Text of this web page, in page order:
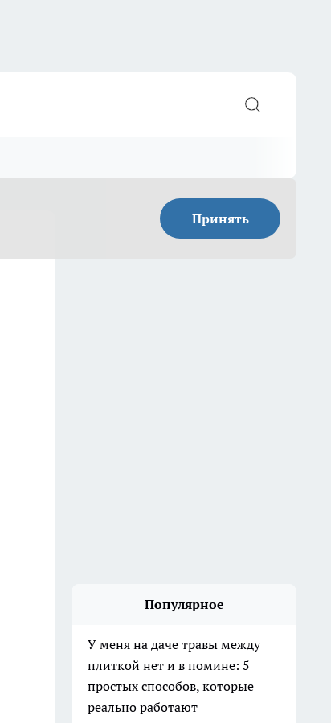
Принять
Популярное
У меня на даче травы между
плиткой нет и в помине: 5
простых способов, которые
реально работают